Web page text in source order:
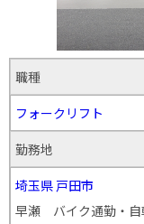
職種
フォークリフト
勤務地
埼玉県 戸田市
早瀬 バイク通勤・